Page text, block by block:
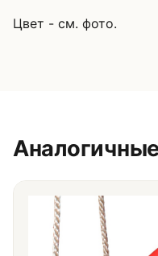
Цвет - см. фото.